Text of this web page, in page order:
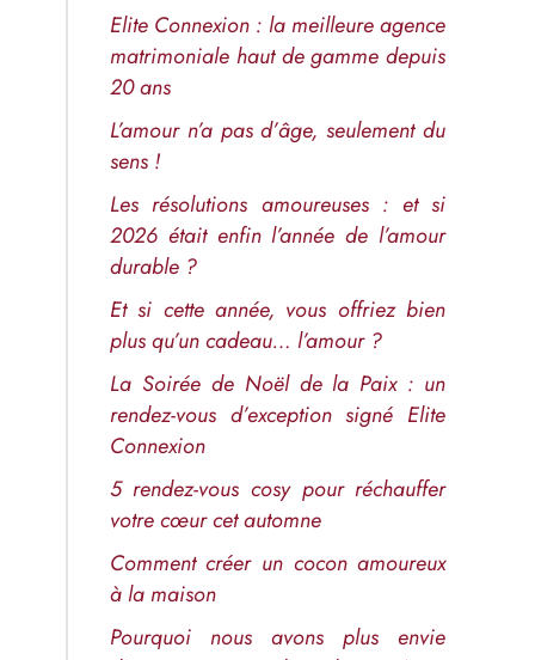
Elite Connexion : la meilleure agence
matrimoniale haut de gamme depuis
20 ans
L’amour n’a pas d’âge, seulement du
sens !
Les résolutions amoureuses : et si
2026 était enfin l’année de l’amour
durable ?
Et si cette année, vous offriez bien
plus qu’un cadeau… l’amour ?
La Soirée de Noël de la Paix : un
rendez-vous d’exception signé Elite
Connexion
5 rendez-vous cosy pour réchauffer
votre cœur cet automne
Comment créer un cocon amoureux
à la maison
Pourquoi nous avons plus envie